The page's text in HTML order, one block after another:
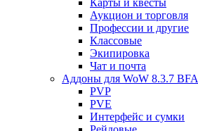
Карты и квесты
Аукцион и торговля
Профессии и другие
Классовые
Экипировка
Чат и почта
Аддоны для WoW 8.3.7 BFA
PVP
PVE
Интерфейс и сумки